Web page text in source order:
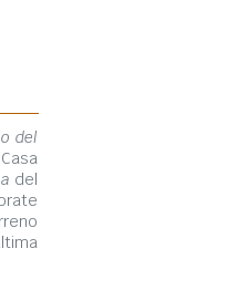
del
del